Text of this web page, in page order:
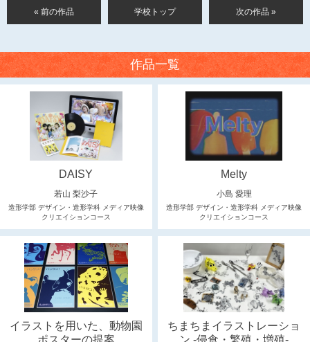
« 前の作品 学校トップ 次の作品 »
作品一覧
DAISY
若山 梨沙子
造形学部 デザイン・造形学科 メディア映像
クリエイションコース
Melty
小島 愛理
造形学部 デザイン・造形学科 メディア映像
クリエイションコース
イラストを用いた、動物園
ちまちまイラストレーショ